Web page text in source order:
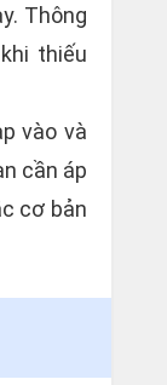
Thông
thiếu
vào và
cần áp
cơ bản